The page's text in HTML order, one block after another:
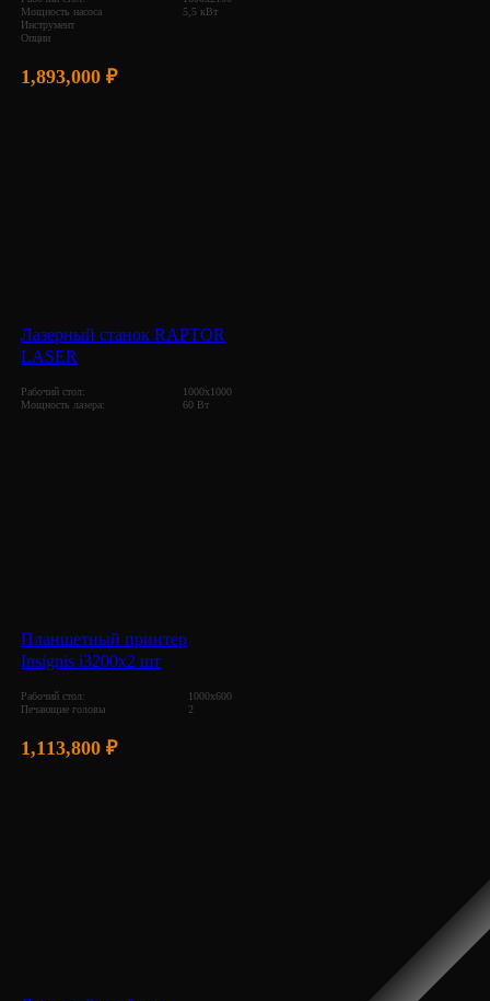
Мощность насоса
5,5 кВт
Инструмент
Опции
1,893,000₽
Лазерный станок RAPTOR
LASER
Рабочий стол:
1000х1000
Мощность лазера:
60 Вт
Планшетный принтер
Insignis i3200х2 шт
Рабочий стол:
1000х600
Печающие головы
2
1,113,800₽